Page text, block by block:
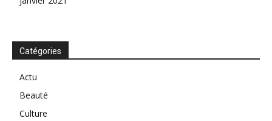
Catégories
Actu
Beauté
Culture